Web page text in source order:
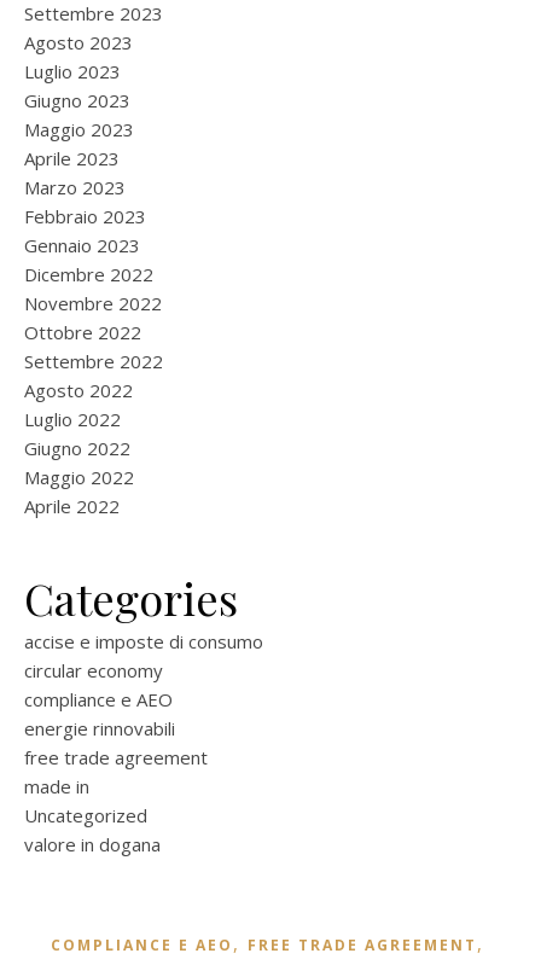
Settembre 2023
Agosto 2023
Luglio 2023
Giugno 2023
Maggio 2023
Aprile 2023
Marzo 2023
Febbraio 2023
Gennaio 2023
Dicembre 2022
Novembre 2022
Ottobre 2022
Settembre 2022
Agosto 2022
Luglio 2022
Giugno 2022
Maggio 2022
Aprile 2022
Categories
accise e imposte di consumo
circular economy
compliance e AEO
energie rinnovabili
free trade agreement
made in
Uncategorized
valore in dogana
COMPLIANCE E AEO , FREE TRADE AGREEMENT ,